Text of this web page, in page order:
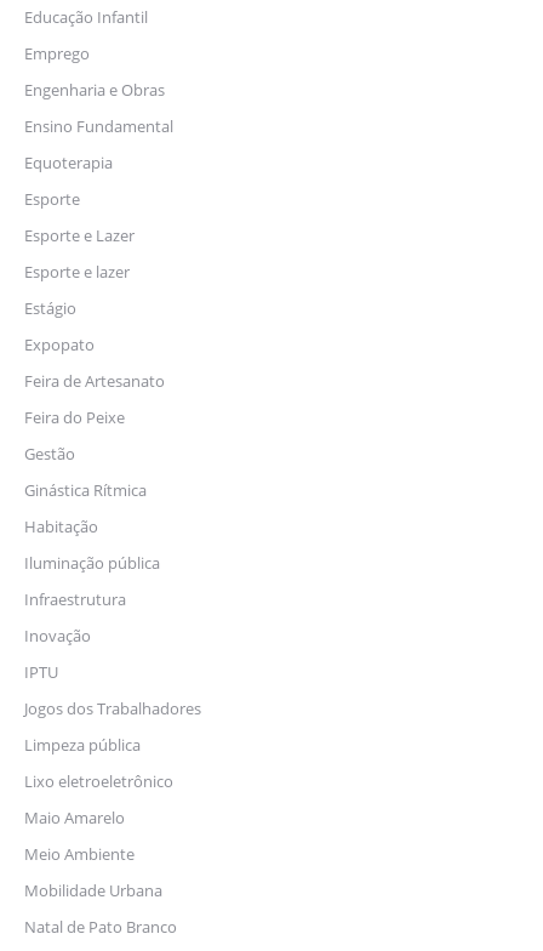
Educação Infantil
Emprego
Engenharia e Obras
Ensino Fundamental
Equoterapia
Esporte
Esporte e Lazer
Esporte e lazer
Estágio
Expopato
Feira de Artesanato
Feira do Peixe
Gestão
Ginástica Rítmica
Habitação
Iluminação pública
Infraestrutura
Inovação
IPTU
Jogos dos Trabalhadores
Limpeza pública
Lixo eletroeletrônico
Maio Amarelo
Meio Ambiente
Mobilidade Urbana
Natal de Pato Branco